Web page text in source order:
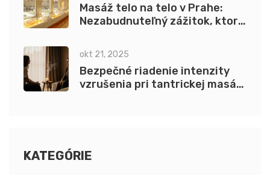
Masáž telo na telo v Prahe:
Nezabudnuteľný zážitok, ktorý
okt 21, 2025
Bezpečné riadenie intenzity
vzrušenia pri tantrickej masáži
KATEGÓRIE